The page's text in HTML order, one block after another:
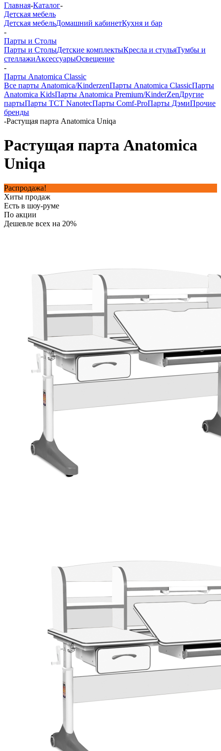
Главная-Каталог-
Детская мебель
Детская мебельДомашний кабинетКухня и бар
-
Парты и Столы
Парты и СтолыДетские комплектыКресла и стульяТумбы и
стеллажиАксессуарыОсвещение
-
Парты Anatomica Classic
Все парты Anatomica/KinderzenПарты Anatomica ClassicПарты
Anatomica KidsПарты Anatomica Premium/KinderZenДругие
партыПарты TCT NanotecПарты Comf-ProПарты ДэмиПрочие
бренды
-Растущая парта Anatomica Uniqa
Растущая парта Anatomica
Uniqa
Распродажа!
Хиты продаж
Есть в шоу-руме
По акции
Дешевле всех на 20%